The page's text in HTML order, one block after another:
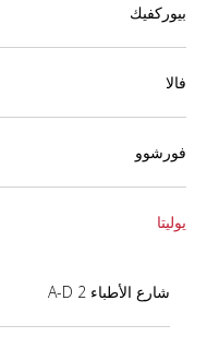
بيوركفيك
فالا
فورشوو
يوليتا
شارع الأطباء 2 A-D